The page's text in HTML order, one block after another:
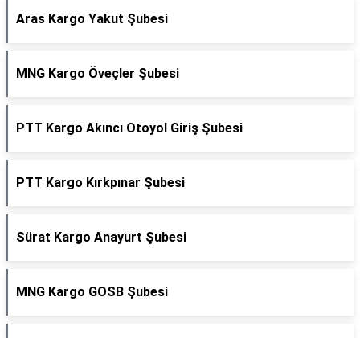
Aras Kargo Yakut Şubesi
MNG Kargo Öveçler Şubesi
PTT Kargo Akıncı Otoyol Giriş Şubesi
PTT Kargo Kırkpınar Şubesi
Sürat Kargo Anayurt Şubesi
MNG Kargo GOSB Şubesi